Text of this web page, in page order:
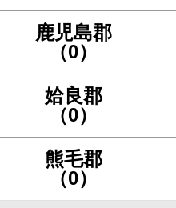
鹿児島郡
（0）
姶良郡
（0）
熊毛郡
（0）